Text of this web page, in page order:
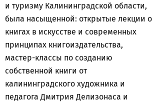
и туризму Калининградской области,
была насыщенной: открытые лекции о
книгах в искусстве и современных
принципах книгоиздательства,
мастер-классы по созданию
собственной книги от
калининградского художника и
педагога Дмитрия Делизонаса и